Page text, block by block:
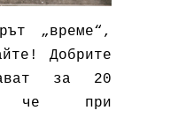
„време“,
Добрите
за 20
че при